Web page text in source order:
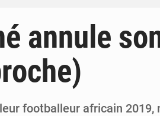
2026 Sénégal : les subventions à l’énergie bondissent à
2026 Sénégal : le niveau du fleuve Sénégal
annule
footballeur africain 2019,